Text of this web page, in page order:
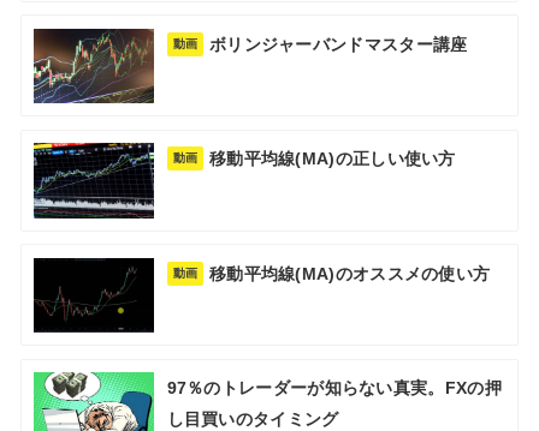
動画 ボリンジャーバンドマスター講座
動画 移動平均線(MA)の正しい使い方
動画 移動平均線(MA)のオススメの使い方
97％のトレーダーが知らない真実。FXの押
し目買いのタイミング